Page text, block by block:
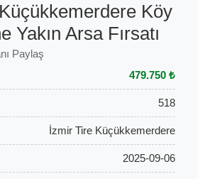
Köy
Yakın Arsa Fırsatı
Paylaş
479.750 ₺
518
İzmir Tire Küçükkemerdere
2025-09-06